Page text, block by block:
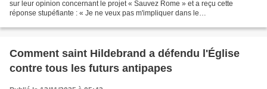
sur leur opinion concernant le projet « Sauvez Rome » et a reçu cette
réponse stupéfiante : « Je ne veux pas m'impliquer dans le
Comment saint Hildebrand a défendu l'Église
contre tous les futurs antipapes